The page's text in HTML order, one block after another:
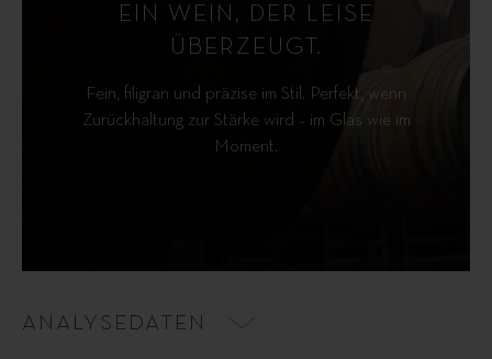
EIN WEIN, DER LEISE
ÜBERZEUGT.
Fein, filigran und präzise im Stil. Perfekt, wenn
Zurückhaltung zur Stärke wird – im Glas wie im
Moment.
ANALYSEDATEN